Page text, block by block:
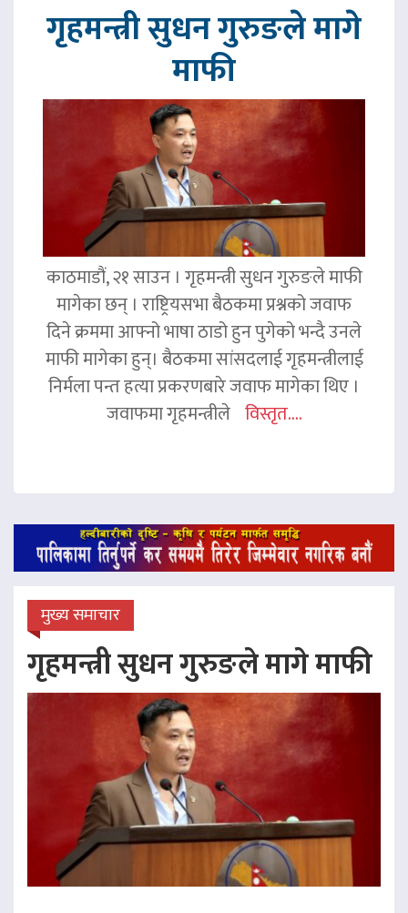
गृहमन्त्री सुधन गुरुङले मागे
माफी
काठमाडौं, २१ साउन । गृहमन्त्री सुधन गुरुङले माफी
मागेका छन् । राष्ट्रियसभा बैठकमा प्रश्नको जवाफ
दिने क्रममा आफ्नो भाषा ठाडो हुन पुगेको भन्दै उनले
माफी मागेका हुन्। बैठकमा सांसदलाई गृहमन्त्रीलाई
निर्मला पन्त हत्या प्रकरणबारे जवाफ मागेका थिए ।
जवाफमा गृहमन्त्रीले विस्तृत....
मुख्य समाचार
गृहमन्त्री सुधन गुरुङले मागे माफी